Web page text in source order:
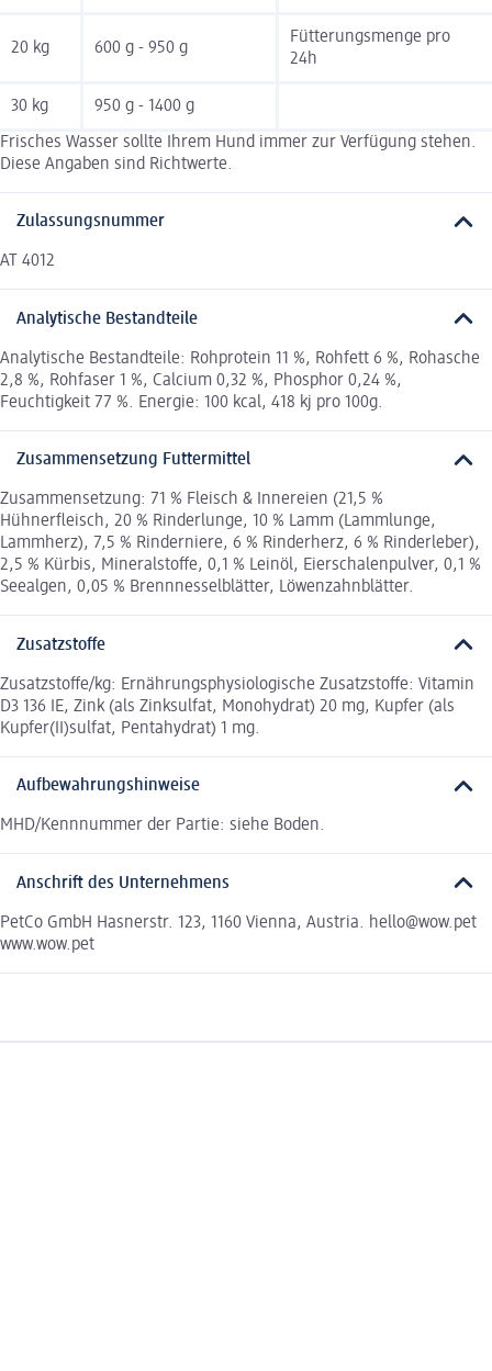
20 kg 600 g - 950 g
Fütterungsmenge pro
24h
30 kg 950 g - 1400 g
Frisches Wasser sollte Ihrem Hund immer zur Verfügung stehen.
Diese Angaben sind Richtwerte.
Zulassungsnummer
AT 4012
Analytische Bestandteile
Analytische Bestandteile: Rohprotein 11 %, Rohfett 6 %, Rohasche
2,8 %, Rohfaser 1 %, Calcium 0,32 %, Phosphor 0,24 %,
Feuchtigkeit 77 %. Energie: 100 kcal, 418 kj pro 100g.
Zusammensetzung Futtermittel
Zusammensetzung: 71 % Fleisch & Innereien (21,5 %
Hühnerfleisch, 20 % Rinderlunge, 10 % Lamm (Lammlunge,
Lammherz), 7,5 % Rinderniere, 6 % Rinderherz, 6 % Rinderleber),
2,5 % Kürbis, Mineralstoffe, 0,1 % Leinöl, Eierschalenpulver, 0,1 %
Seealgen, 0,05 % Brennnesselblätter, Löwenzahnblätter.
Zusatzstoffe
Zusatzstoffe/kg: Ernährungsphysiologische Zusatzstoffe: Vitamin
D3 136 IE, Zink (als Zinksulfat, Monohydrat) 20 mg, Kupfer (als
Kupfer(II)sulfat, Pentahydrat) 1 mg.
Aufbewahrungshinweise
MHD/Kennnummer der Partie: siehe Boden.
Anschrift des Unternehmens
PetCo GmbH Hasnerstr. 123, 1160 Vienna, Austria. hello@wow.pet
www.wow.pet